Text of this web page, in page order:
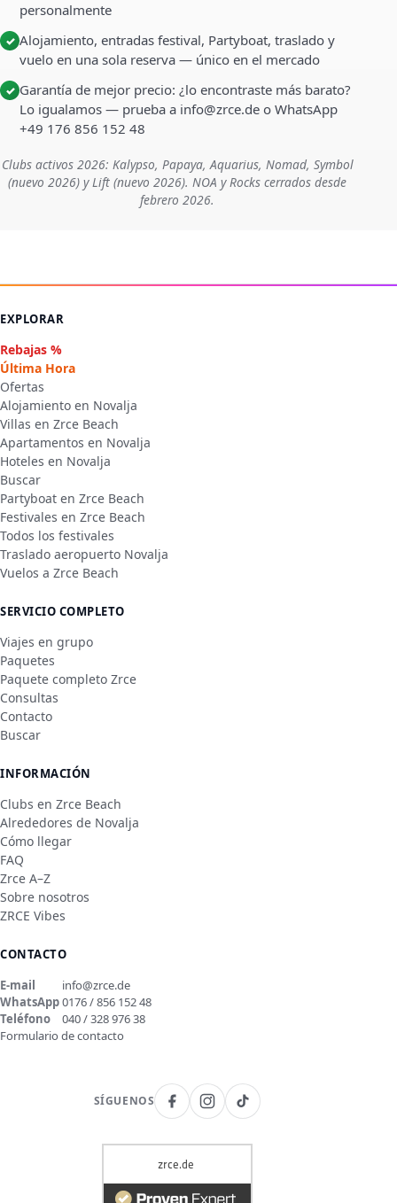
personalmente
✓ Alojamiento, entradas festival, Partyboat, traslado y
vuelo en una sola reserva — único en el mercado
✓ Garantía de mejor precio: ¿lo encontraste más barato?
Lo igualamos — prueba a info@zrce.de o WhatsApp
+49 176 856 152 48
Clubs activos 2026: Kalypso, Papaya, Aquarius, Nomad, Symbol
(nuevo 2026) y Lift (nuevo 2026). NOA y Rocks cerrados desde
febrero 2026.
EXPLORAR
Rebajas %
Última Hora
Ofertas
Alojamiento en Novalja
Villas en Zrce Beach
Apartamentos en Novalja
Hoteles en Novalja
Buscar
Partyboat en Zrce Beach
Festivales en Zrce Beach
Todos los festivales
Traslado aeropuerto Novalja
Vuelos a Zrce Beach
SERVICIO COMPLETO
Viajes en grupo
Paquetes
Paquete completo Zrce
Consultas
Contacto
Buscar
INFORMACIÓN
Clubs en Zrce Beach
Alrededores de Novalja
Cómo llegar
FAQ
Zrce A–Z
Sobre nosotros
ZRCE Vibes
CONTACTO
E-mail
info@zrce.de
WhatsApp0176 / 856 152 48
Teléfono
040 / 328 976 38
Formulario de contacto
SÍGUENOS